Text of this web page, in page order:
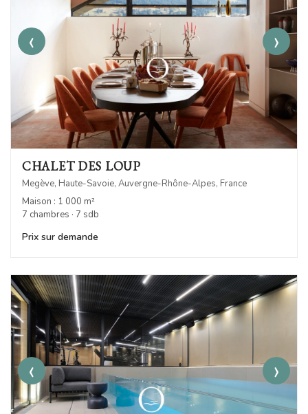
‹ ›
CHALET DES LOUP
Megève, Haute-Savoie, Auvergne-Rhône-Alpes, France
Maison : 1 000 m²
7 chambres · 7 sdb
Prix sur demande
‹ ›